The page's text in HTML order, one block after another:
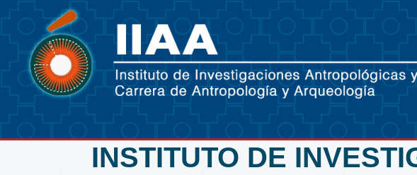
INSTITUTO DE